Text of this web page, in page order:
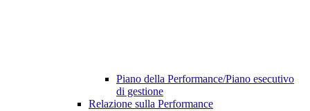
Piano della Performance/Piano esecutivo
di gestione
Relazione sulla Performance